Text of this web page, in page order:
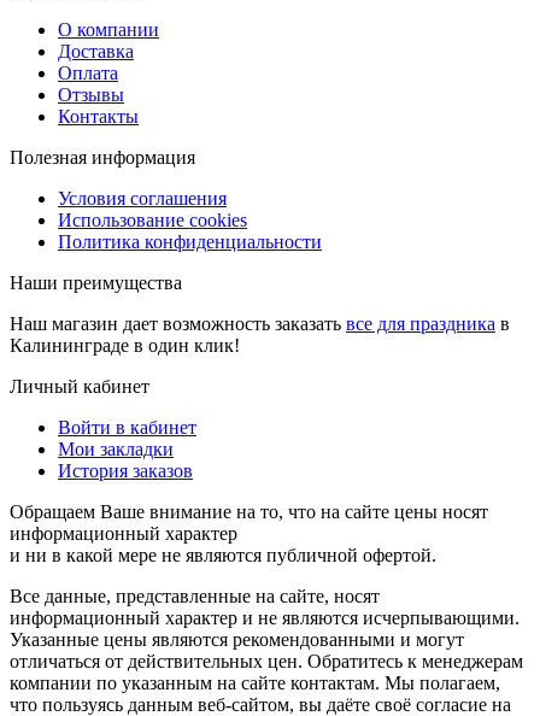
О компании
Доставка
Оплата
Отзывы
Контакты
Полезная информация
Условия соглашения
Использование cookies
Политика конфиденциальности
Наши преимущества
Наш магазин дает возможность заказать все для праздника в
Калининграде в один клик!
Личный кабинет
Войти в кабинет
Мои закладки
История заказов
Обращаем Ваше внимание на то, что на сайте цены носят
информационный характер
и ни в какой мере не являются публичной офертой.
Все данные, представленные на сайте, носят
информационный характер и не являются исчерпывающими.
Указанные цены являются рекомендованными и могут
отличаться от действительных цен. Обратитесь к менеджерам
компании по указанным на сайте контактам. Мы полагаем,
что пользуясь данным веб-сайтом, вы даёте своё согласие на